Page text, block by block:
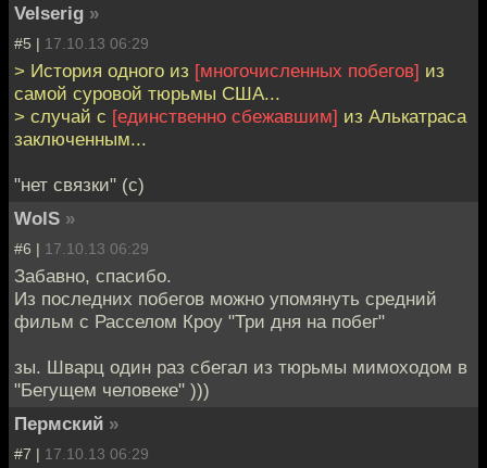
Velserig »
#5 | 17.10.13 06:29
> История одного из [многочисленных побегов] из
самой суровой тюрьмы США...
> случай с [единственно сбежавшим] из Алькатраса
заключенным...
"нет связки" (с)
WolS »
#6 | 17.10.13 06:29
Забавно, спасибо.
Из последних побегов можно упомянуть средний
фильм с Расселом Кроу "Три дня на побег"
зы. Шварц один раз сбегал из тюрьмы мимоходом в
"Бегущем человеке" )))
Пермский »
#7 | 17.10.13 06:29